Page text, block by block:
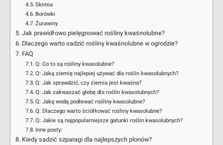
Skimia
Borówki
Żurawiny
Jak prawidłowo pielęgnować rośliny kwaśnolubne?
Dlaczego warto sadzić rośliny kwaśnolubne w ogrodzie?
FAQ
Q: Co to są rośliny kwasolubne?
Q: Jaką ziemię najlepiej używać dla roślin kwasolubnych?
Q: Jak sprawdzić, czy ziemia jest kwaśna?
Q: Jak zakwaszać glebę dla roślin kwasolubnych?
Q: Jaką wodą podlewać rośliny kwasolubne?
Q: Dlaczego warto ściółkować rośliny kwasolubne?
Q: Jakie są najpopularniejsze gatunki roślin kwasolubnych?
Inne posty:
Kiedy sadzić szparagi dla najlepszych plonów?